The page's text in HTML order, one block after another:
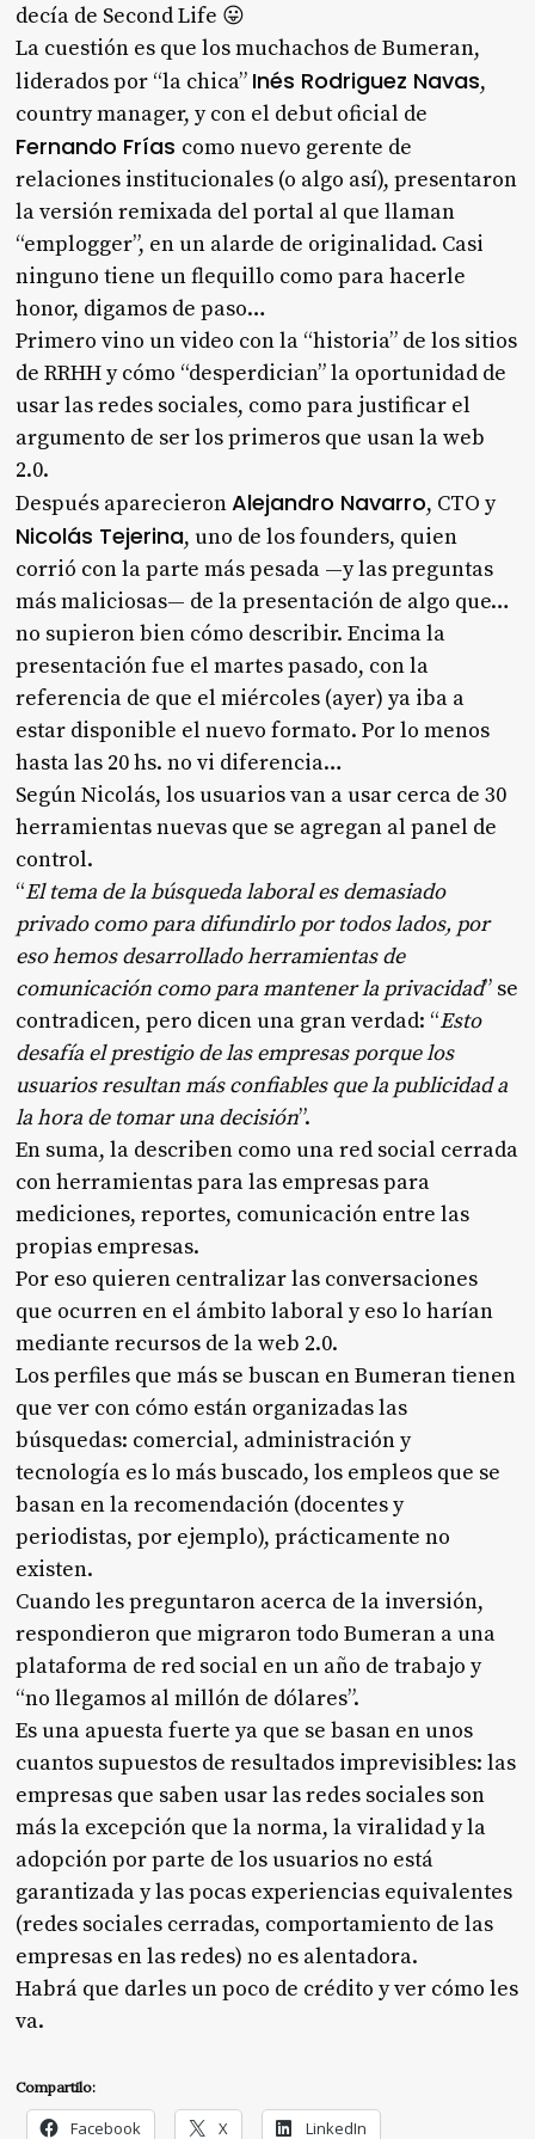
decía de Second Life 😛
La cuestión es que los muchachos de Bumeran,
liderados por “la chica” Inés Rodriguez Navas,
country manager, y con el debut oficial de
Fernando Frías como nuevo gerente de
relaciones institucionales (o algo así), presentaron
la versión remixada del portal al que llaman
“emplogger”, en un alarde de originalidad. Casi
ninguno tiene un flequillo como para hacerle
honor, digamos de paso…
Primero vino un video con la “historia” de los sitios
de RRHH y cómo “desperdician” la oportunidad de
usar las redes sociales, como para justificar el
argumento de ser los primeros que usan la web
2.0.
Después aparecieronAlejandro Navarro, CTO y
Nicolás Tejerina, uno de los founders, quien
corrió con la parte más pesada —y las preguntas
más maliciosas— de la presentación de algo que…
no supieron bien cómo describir. Encima la
presentación fue el martes pasado, con la
referencia de que el miércoles (ayer) ya iba a
estar disponible el nuevo formato. Por lo menos
hasta las 20 hs. no vi diferencia…
Según Nicolás, los usuarios van a usar cerca de 30
herramientas nuevas que se agregan al panel de
control.
“El tema de la búsqueda laboral es demasiado
privado como para difundirlo por todos lados, por
eso hemos desarrollado herramientas de
comunicación como para mantener la privacidad” se
contradicen, pero dicen una gran verdad: “Esto
desafía el prestigio de las empresas porque los
usuarios resultan más confiables que la publicidad a
la hora de tomar una decisión”.
En suma, la describen como una red social cerrada
con herramientas para las empresas para
mediciones, reportes, comunicación entre las
propias empresas.
Por eso quieren centralizar las conversaciones
que ocurren en el ámbito laboral y eso lo harían
mediante recursos de la web 2.0.
Los perfiles que más se buscan en Bumeran tienen
que ver con cómo están organizadas las
búsquedas: comercial, administración y
tecnología es lo más buscado, los empleos que se
basan en la recomendación (docentes y
periodistas, por ejemplo), prácticamente no
existen.
Cuando les preguntaron acerca de la inversión,
respondieron que migraron todo Bumeran a una
plataforma de red social en un año de trabajo y
“no llegamos al millón de dólares”.
Es una apuesta fuerte ya que se basan en unos
cuantos supuestos de resultados imprevisibles: las
empresas que saben usar las redes sociales son
más la excepción que la norma, la viralidad y la
adopción por parte de los usuarios no está
garantizada y las pocas experiencias equivalentes
(redes sociales cerradas, comportamiento de las
empresas en las redes) no es alentadora.
Habrá que darles un poco de crédito y ver cómo les
va.
Compartilo:
Facebook X LinkedIn